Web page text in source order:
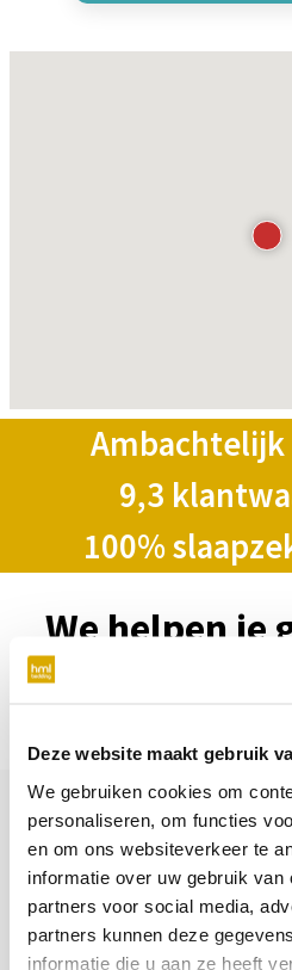
Deze website maakt gebruik
We gebruiken cookies om
personaliseren, om functies
en om ons websiteverkeer te
informatie over uw gebruik van
partners voor social media,
partners kunnen deze
informatie die u aan ze heeft
9,3
100%
We helpen je
Maak via onderstaande
AUGUSTUS
MA
DI WO DO